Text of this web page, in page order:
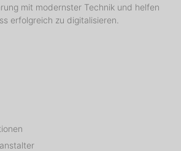
mit modernster Technik und helfen
erfolgreich zu digitalisieren.